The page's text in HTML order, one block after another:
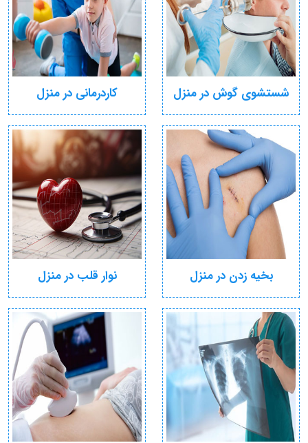
شستشوی گوش در منزل کاردرمانی در منزل
بخیه زدن در منزل نوار قلب در منزل